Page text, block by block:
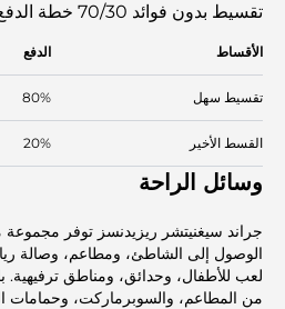
تقسيط بدون فوائد 70/30 خطة الدفع
الأقساط الدفع
تقسيط سهل 80%
القسط الأخير 20%
وسائل الراحة
جراند سيغنيتشر ريزيدنسز توفر
الوصول إلى الشاطئ، ومطاعم، وصالة
لعب للأطفال، وحدائق، ومناطق ترفيهية.
من المطاعم، والسوبرماركت، وحمامات